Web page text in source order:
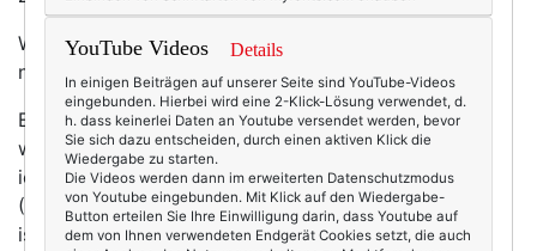
Warum ich mir dennoch die Zeit für dieses Posting
nehme?
Erstens, weil mich das Bloggen entspannt. Es ist ein
wenig wie Yoga: Da bin nur ich – und mein Blog. Und
ich mache, schreibe hier genau das, was mir gut tut.
(Dass genau das auch noch vielen Leserinnen gefällt,
ist natürlich ein sehr willkommener Nebeneffekt. :-))
YouTube Videos Details
In einigen Beiträgen auf unserer Seite sind YouTube-Videos
eingebunden. Hierbei wird eine 2-Klick-Lösung verwendet, d.
h. dass keinerlei Daten an Youtube versendet werden, bevor
Sie sich dazu entscheiden, durch einen aktiven Klick die
Wiedergabe zu starten.
Die Videos werden dann im erweiterten Datenschutzmodus
von Youtube eingebunden. Mit Klick auf den Wiedergabe-
Button erteilen Sie Ihre Einwilligung darin, dass Youtube auf
dem von Ihnen verwendeten Endgerät Cookies setzt, die auch